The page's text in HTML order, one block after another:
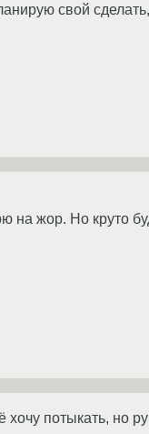
свой
жор. Но круто
потыкать, но